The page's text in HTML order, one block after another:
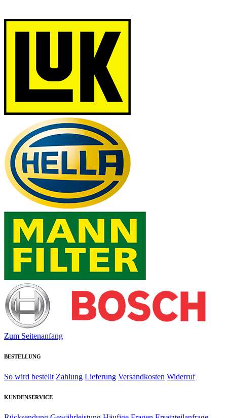
Zum Seitenanfang
BESTELLUNG
So wird bestellt Zahlung Lieferung Versandkosten Widerruf
KUNDENSERVICE